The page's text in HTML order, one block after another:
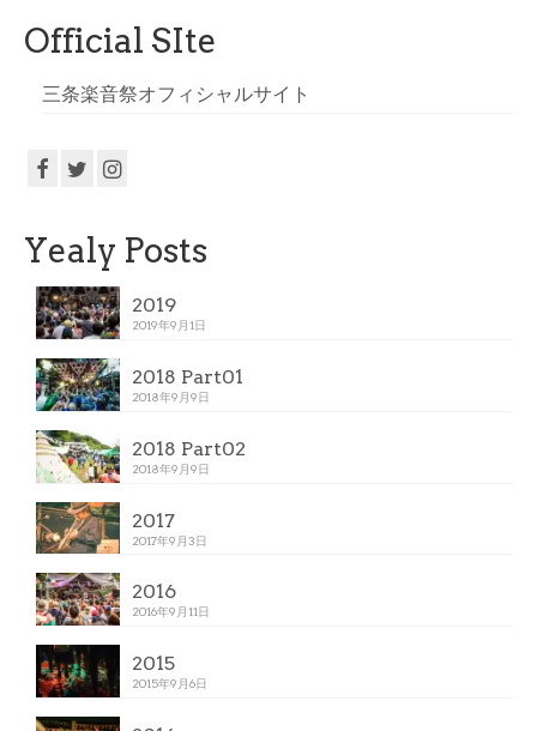
Official SIte
三条楽音祭オフィシャルサイト
Yealy Posts
2019
2019年9月1日
2018 Part01
2018年9月9日
2018 Part02
2018年9月9日
2017
2017年9月3日
2016
2016年9月11日
2015
2015年9月6日